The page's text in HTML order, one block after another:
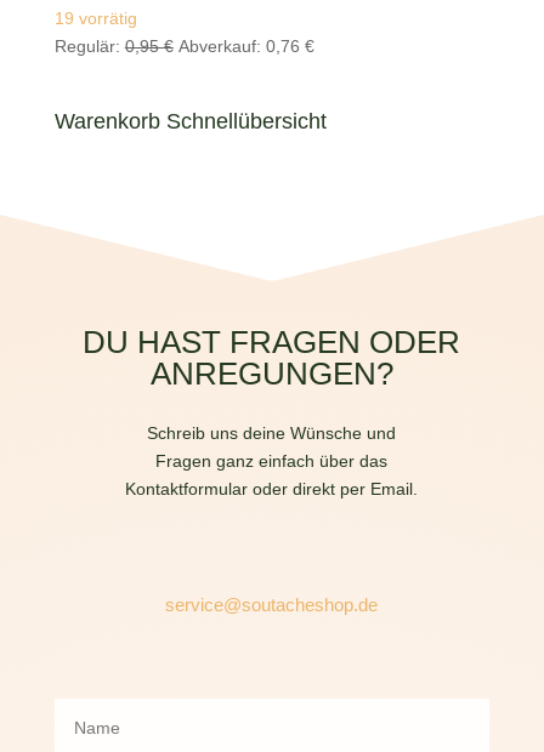
19 vorrätig
Regulär: 0,95€ Ursprünglicher
0,95 €
Abverkauf: 0,76 €Aktueller
0,76 €.
Warenkorb Schnellübersicht
DU HAST FRAGEN ODER
ANREGUNGEN?
Schreib uns deine Wünsche und
Fragen ganz einfach über das
Kontaktformular oder direkt per Email.
service@soutacheshop.de